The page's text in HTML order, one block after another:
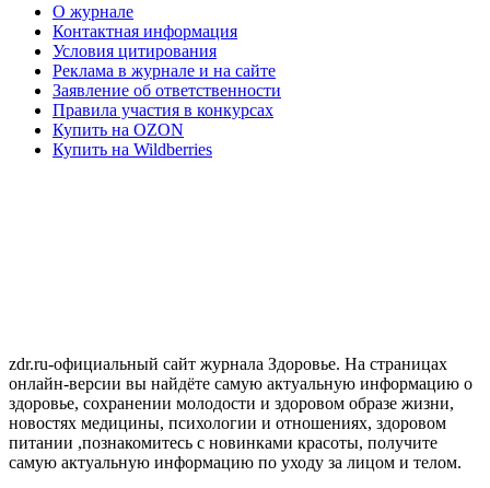
О журнале
Контактная информация
Условия цитирования
Реклама в журнале и на сайте
Заявление об ответственности
Правила участия в конкурсах
Купить на OZON
Купить на Wildberries
zdr.ru-официальный сайт журнала Здоровье. На страницах
онлайн-версии вы найдёте самую актуальную информацию о
здоровье, сохранении молодости и здоровом образе жизни,
новостях медицины, психологии и отношениях, здоровом
питании ,познакомитесь с новинками красоты, получите
самую актуальную информацию по уходу за лицом и телом.